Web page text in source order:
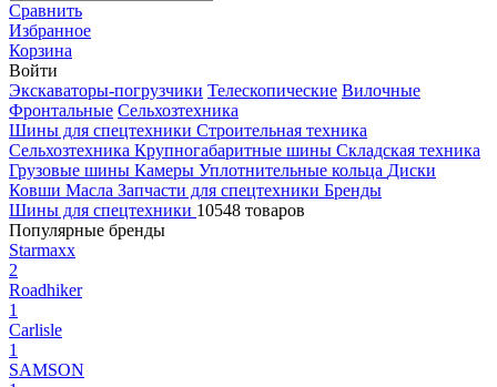
Сравнить
Избранное
Корзина
Войти
Экскаваторы-погрузчики Телескопические Вилочные
Фронтальные Сельхозтехника
Шины для спецтехники Строительная техника
Сельхозтехника Крупногабаритные шины Складская техника
Грузовые шины Камеры Уплотнительные кольца Диски
Ковши Масла Запчасти для спецтехники Бренды
Шины для спецтехники 10548 товаров
Популярные бренды
Starmaxx
2
Roadhiker
1
Carlisle
1
SAMSON